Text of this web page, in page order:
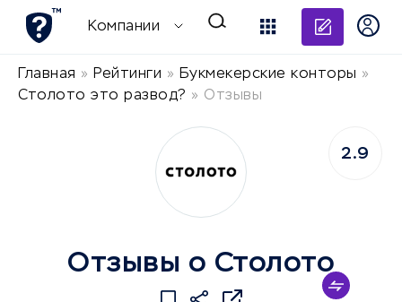
Компании
Главная » Рейтинги » Букмекерские конторы »
Столото это развод? » Отзывы
Отзывы о Столото
2.9